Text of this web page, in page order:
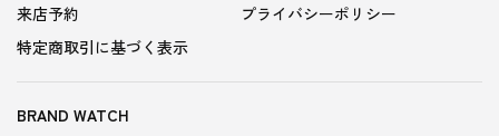
来店予約
プライバシーポリシー
特定商取引に基づく表示
BRAND WATCH